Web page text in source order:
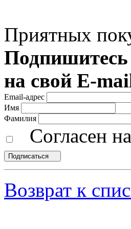
Приятных
Подпишитесь
на свой E-
Email-адрес
Имя
Фамилия
Согласен
Подписаться
Возврат к